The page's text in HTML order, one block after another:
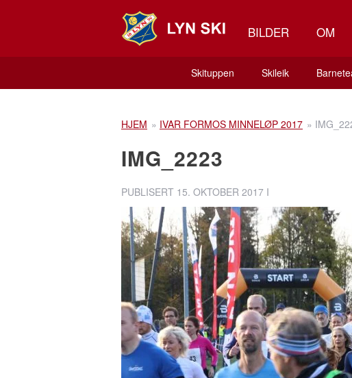
BILDER OM
Skituppen Skileik
HJEM » IVAR FORMOS MINNELØP 2017 »
IMG_2223
PUBLISERT 15. OKTOBER 2017 I